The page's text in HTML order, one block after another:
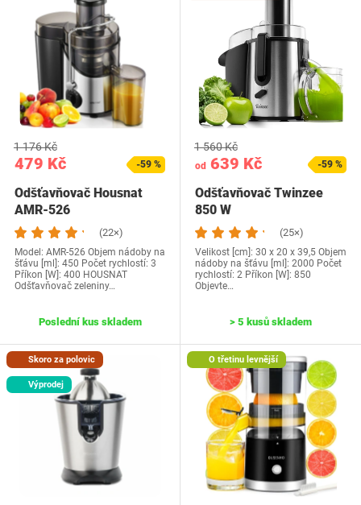
479 Kč
1 176 Kč
-59 %
Odšťavňovač Housnat
AMR-526
(22×)
Model: ‎AMR-526 Objem nádoby na
šťávu [ml]: 450 Počet rychlostí: 3
Příkon [W]: 400 HOUSNAT
Odšťavňovač zeleniny…
Poslední kus skladem
od 639 Kč
1 560 Kč
-59 %
Odšťavňovač Twinzee
850 W
(25×)
Velikost [cm]: 30 x 20 x 39,5 Objem
nádoby na šťávu [ml]: 2000 Počet
rychlostí: 2 Příkon [W]: 850
Objevte…
> 5 kusů skladem
Skoro za polovic
Výprodej
O třetinu levnější